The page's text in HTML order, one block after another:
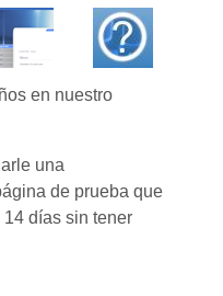
en nuestro
una
de prueba que
días sin tener